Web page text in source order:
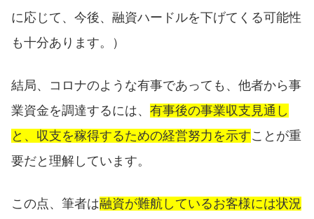
に応じて、今後、融資ハードルを下げてくる可能性
も十分あります。）
結局、コロナのような有事であっても、他者から事
業資金を調達するには、 有事後の事業収支見通し
と、収支を稼得するための経営努力を示すことが重
要だと理解しています。
この点、筆者は融資が難航しているお客様には状況